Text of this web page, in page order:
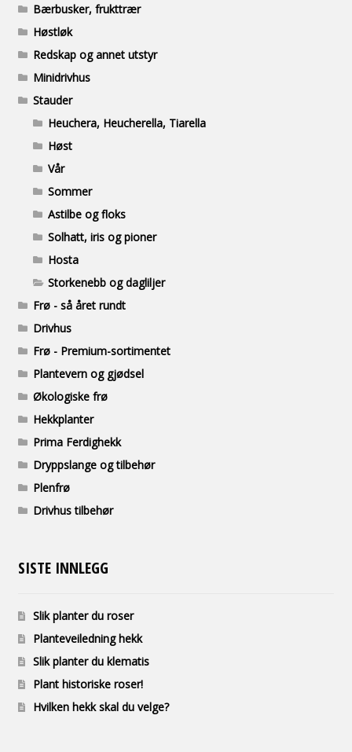
Bærbusker, frukttrær
Høstløk
Redskap og annet utstyr
Minidrivhus
Stauder
Heuchera, Heucherella, Tiarella
Høst
Vår
Sommer
Astilbe og floks
Solhatt, iris og pioner
Hosta
Storkenebb og dagliljer
Frø - så året rundt
Drivhus
Frø - Premium-sortimentet
Plantevern og gjødsel
Økologiske frø
Hekkplanter
Prima Ferdighekk
Dryppslange og tilbehør
Plenfrø
Drivhus tilbehør
SISTE INNLEGG
Slik planter du roser
Planteveiledning hekk
Slik planter du klematis
Plant historiske roser!
Hvilken hekk skal du velge?